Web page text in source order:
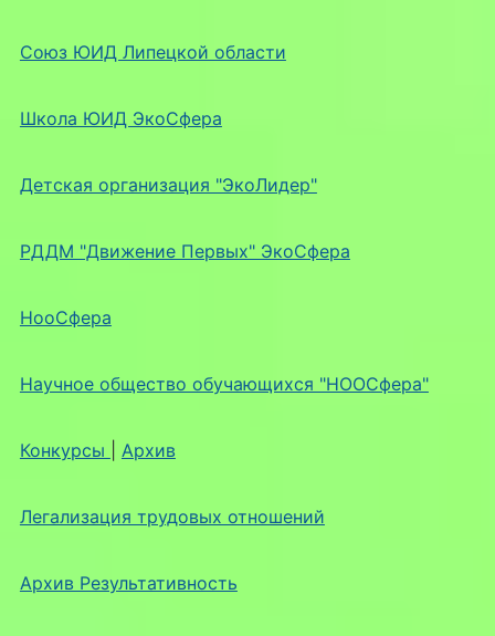
Союз ЮИД Липецкой области
Школа ЮИД ЭкоСфера
Детская организация "ЭкоЛидер"
РДДМ "Движение Первых" ЭкоСфера
НооСфера
Научное общество обучающихся "НООСфера"
Конкурсы Архив
Легализация трудовых отношений
Архив Результативность